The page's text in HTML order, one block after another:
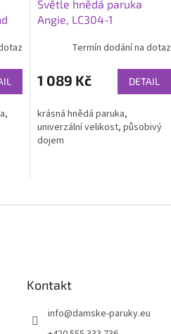
Světle hnědá paruka
Angie, LC304-1
Termín dodání na dotaz
1 089 Kč DETAIL
krásná hnědá paruka,
univerzální velikost, působivý
dojem
Kontakt
info@damske-paruky.eu